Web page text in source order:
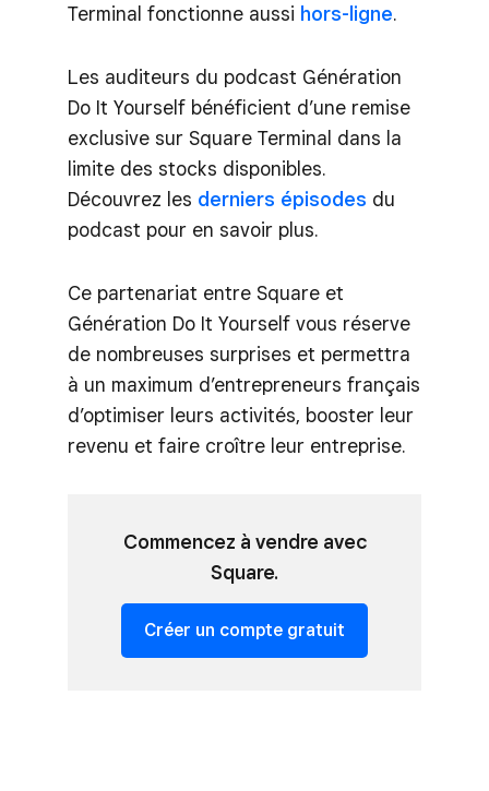
Terminal fonctionne aussi hors-ligne.
Les auditeurs du podcast Génération
Do It Yourself bénéficient d’une remise
exclusive sur Square Terminal dans la
limite des stocks disponibles.
Découvrez les derniers épisodes du
podcast pour en savoir plus.
Ce partenariat entre Square et
Génération Do It Yourself vous réserve
de nombreuses surprises et permettra
à un maximum d’entrepreneurs français
d’optimiser leurs activités, booster leur
revenu et faire croître leur entreprise.
Commencez à vendre avec
Square.
Créer un compte gratuit